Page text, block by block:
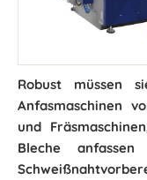
Robust müssen
Anfasmaschinen
und
Bleche